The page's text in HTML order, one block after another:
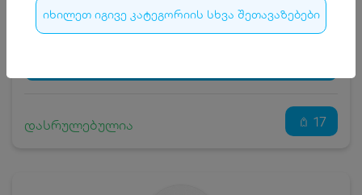
იხილეთ იგივე კატეგორიის სხვა შეთავაზებები
სრული ღირებულების გადახდა 175₾
კვება
0 ₾
დასრულებულია 17